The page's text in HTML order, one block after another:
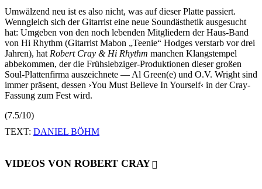
Umwälzend neu ist es also nicht, was auf dieser Platte passiert.
Wenngleich sich der Gitarrist eine neue Soundästhetik ausgesucht
hat: Umgeben von den noch lebenden Mitgliedern der Haus-Band
von Hi Rhythm (Gitarrist Mabon „Teenie“ Hodges verstarb vor drei
Jahren), hat Robert Cray & Hi Rhythm manchen Klangstempel
abbekommen, der die Frühsiebziger-Produktionen dieser großen
Soul-Plattenfirma auszeichnete — Al Green(e) und O.V. Wright sind
immer präsent, dessen ›You Must Believe In Yourself‹ in der Cray-
Fassung zum Fest wird.
(7.5/10)
TEXT: DANIEL BÖHM
VIDEOS VON ROBERT CRAY